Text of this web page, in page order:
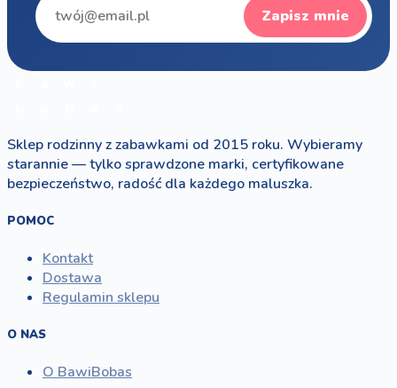
Zapisz mnie
Sklep rodzinny z zabawkami od 2015 roku. Wybieramy
starannie — tylko sprawdzone marki, certyfikowane
bezpieczeństwo, radość dla każdego maluszka.
POMOC
Kontakt
Dostawa
Regulamin sklepu
O NAS
O BawiBobas